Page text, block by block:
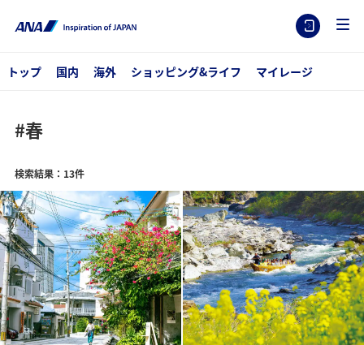
トップ 国内 海外 ショッピング&ライフ マイレージ
#春
検索結果：13件